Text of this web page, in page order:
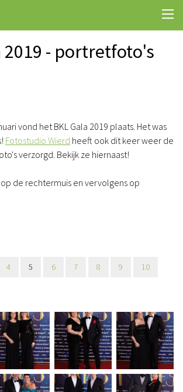
2019 - portretfoto's
vond het BKL Gala 2019 plaats. Het was
Fotostudio Wierd heeft ook dit keer weer de
verzorgd. Bekijk ze hiernaast!
de rechtermuis en vervolgens op
4 5 6 7 8 9
10